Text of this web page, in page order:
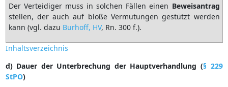
Der Verteidiger muss in solchen Fällen einen Beweisantrag
stellen, der auch auf bloße Vermutungen gestützt werden
kann (vgl. dazu Burhoff, HV, Rn. 300 f.).
Inhaltsverzeichnis
d) Dauer der Unterbrechung der Hauptverhandlung (§ 229
StPO)